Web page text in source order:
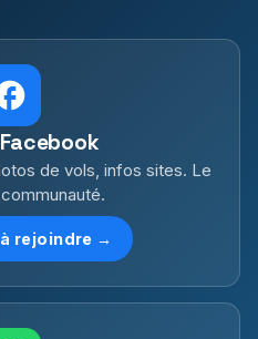
de vols, infos sites. Le
rejoindre →